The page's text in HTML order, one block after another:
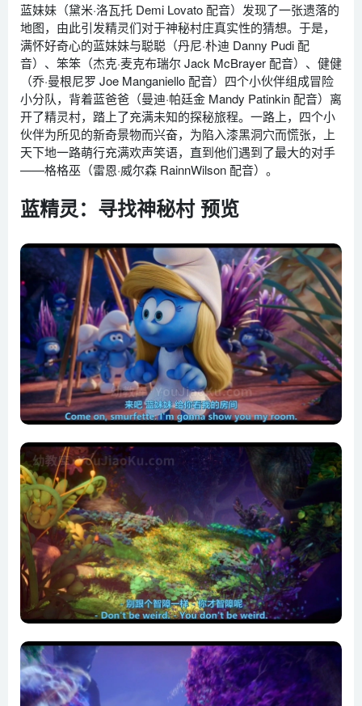
蓝妹妹（黛米·洛瓦托 Demi Lovato 配音）发现了一张遗落的
地图，由此引发精灵们对于神秘村庄真实性的猜想。于是，
满怀好奇心的蓝妹妹与聪聪（丹尼·朴迪 Danny Pudi 配
音）、笨笨（杰克·麦克布瑞尔 Jack McBrayer 配音）、健健
（乔·曼根尼罗 Joe Manganiello 配音）四个小伙伴组成冒险
小分队，背着蓝爸爸（曼迪·帕廷金 Mandy Patinkin 配音）离
开了精灵村，踏上了充满未知的探秘旅程。一路上，四个小
伙伴为所见的新奇景物而兴奋，为陷入漆黑洞穴而慌张，上
天下地一路萌行充满欢声笑语，直到他们遇到了最大的对手
——格格巫（雷恩·威尔森 RainnWilson 配音）。
蓝精灵：寻找神秘村 预览